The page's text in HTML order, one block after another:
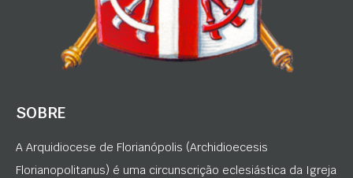
SOBRE
A Arquidiocese de Florianópolis (Archidioecesis
Florianopolitanus) é uma circunscrição eclesiástica da Igreja